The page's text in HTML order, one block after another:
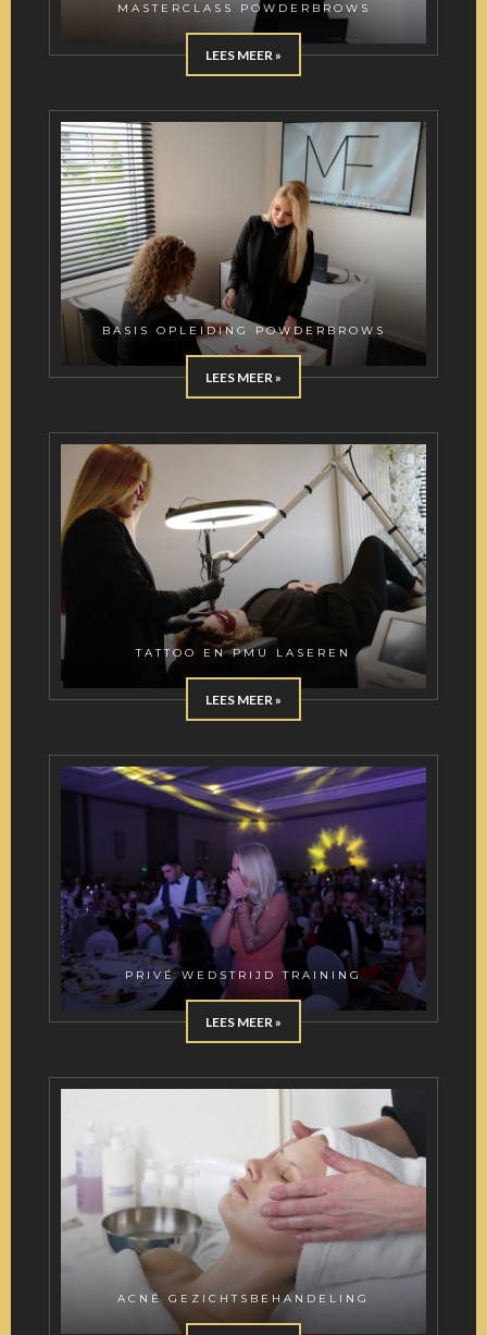
MASTERCLASS POWDERBROWS
LEES MEER »
BASIS OPLEIDING POWDERBROWS
LEES MEER »
TATTOO EN PMU LASEREN
LEES MEER »
PRIVÉ WEDSTRIJD TRAINING
LEES MEER »
ACNÉ GEZICHTSBEHANDELING